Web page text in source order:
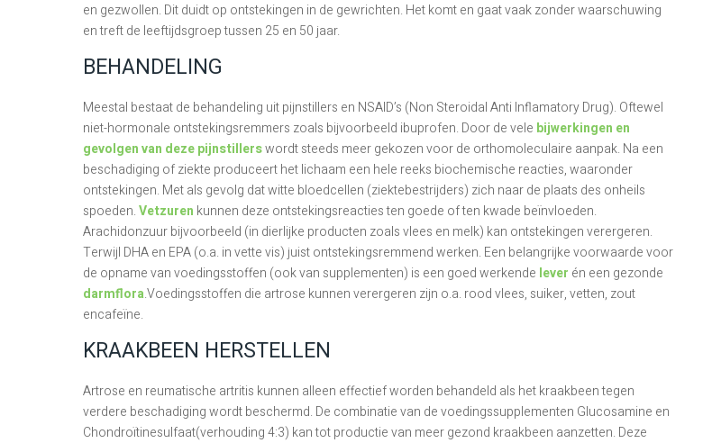
en gezwollen. Dit duidt op ontstekingen in de gewrichten. Het komt en gaat vaak zonder waarschuwing
en treft de leeftijdsgroep tussen 25 en 50 jaar.
BEHANDELING
Meestal bestaat de behandeling uit pijnstillers en NSAID’s (Non Steroidal Anti Inflamatory Drug). Oftewel
niet-hormonale ontstekingsremmers zoals bijvoorbeeld ibuprofen. Door de vele bijwerkingen en
gevolgen van deze pijnstillerswordt steeds meer gekozen voor de orthomoleculaire aanpak. Na een
beschadiging of ziekte produceert het lichaam een hele reeks biochemische reacties, waaronder
ontstekingen. Met als gevolg dat witte bloedcellen (ziektebestrijders) zich naar de plaats des onheils
spoeden.Vetzuren kunnen deze ontstekingsreacties ten goede of ten kwade beïnvloeden.
Arachidonzuur bijvoorbeeld (in dierlijke producten zoals vlees en melk) kan ontstekingen verergeren.
Terwijl DHA en EPA (o.a. in vette vis) juist ontstekingsremmend werken. Een belangrijke voorwaarde voor
de opname van voedingsstoffen (ook van supplementen) is een goed werkende lever én een gezonde
darmflora.Voedingsstoffen die artrose kunnen verergeren zijn o.a. rood vlees, suiker, vetten, zout
encafeïne.
KRAAKBEEN HERSTELLEN
Artrose en reumatische artritis kunnen alleen effectief worden behandeld als het kraakbeen tegen
verdere beschadiging wordt beschermd. De combinatie van de voedingssupplementen Glucosamine en
Chondroïtinesulfaat(verhouding 4:3) kan tot productie van meer gezond kraakbeen aanzetten. Deze